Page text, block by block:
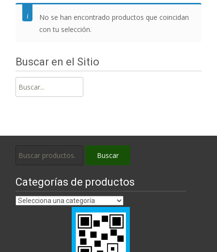
No se han encontrado productos que coincidan
con tu selección.
Buscar en el Sitio
Buscar:
Buscar
Buscar
Categorías de productos